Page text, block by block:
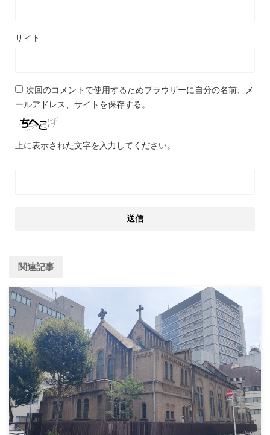
サイト
次回のコメントで使用するためブラウザーに自分の名前、メ
ールアドレス、サイトを保存する。
上に表示された文字を入力してください。
関連記事